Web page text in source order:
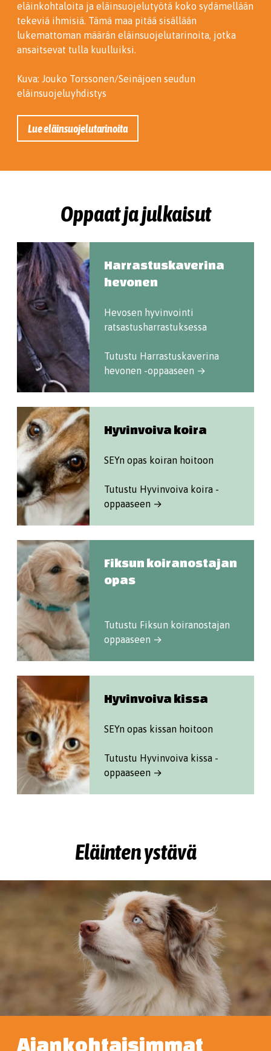
eläinkohtaloita ja eläinsuojelutyötä koko sydämellään
tekeviä ihmisiä. Tämä maa pitää sisällään
lukemattoman määrän eläinsuojelutarinoita, jotka
ansaitsevat tulla kuulluiksi.
Kuva: Jouko Torssonen/Seinäjoen seudun
eläinsuojeluyhdistys
Lue eläinsuojelutarinoita
Oppaat ja julkaisut
Harrastuskaverina
hevonen
Hevosen hyvinvointi
ratsastusharrastuksessa
Tutustu Harrastuskaverina
hevonen -oppaaseen →
Hyvinvoiva koira
SEYn opas koiran hoitoon
Tutustu Hyvinvoiva koira -
oppaaseen →
Fiksun koiranostajan
opas
Tutustu Fiksun koiranostajan
oppaaseen →
Hyvinvoiva kissa
SEYn opas kissan hoitoon
Tutustu Hyvinvoiva kissa -
oppaaseen →
Eläinten ystävä
Ajankohtaisimmat